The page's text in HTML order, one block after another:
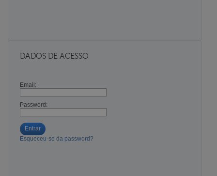
DADOS DE ACESSO
Email:
Password:
Entrar
Esqueceu-se da password?